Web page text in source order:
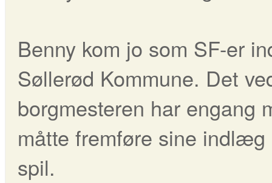
Benny kom jo som SF-er
Søllerød Kommune. Det
borgmesteren har engang
måtte fremføre sine
spil.